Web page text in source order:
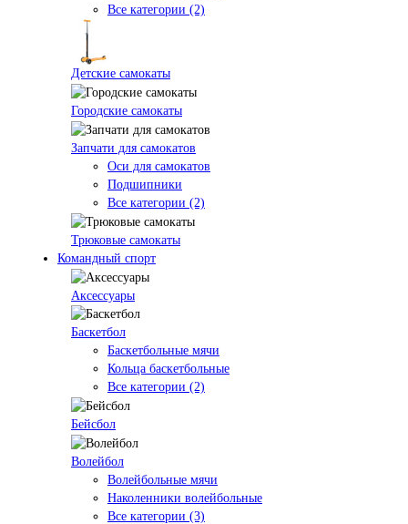
Все категории (2)
Детские самокаты
Городские самокаты
Запчати для самокатов
Оси для самокатов
Подшипники
Все категории (2)
Трюковые самокаты
Командный спорт
Аксессуары
Баскетбол
Баскетбольные мячи
Кольца баскетбольные
Все категории (2)
Бейсбол
Волейбол
Волейбольные мячи
Наколенники волейбольные
Все категории (3)